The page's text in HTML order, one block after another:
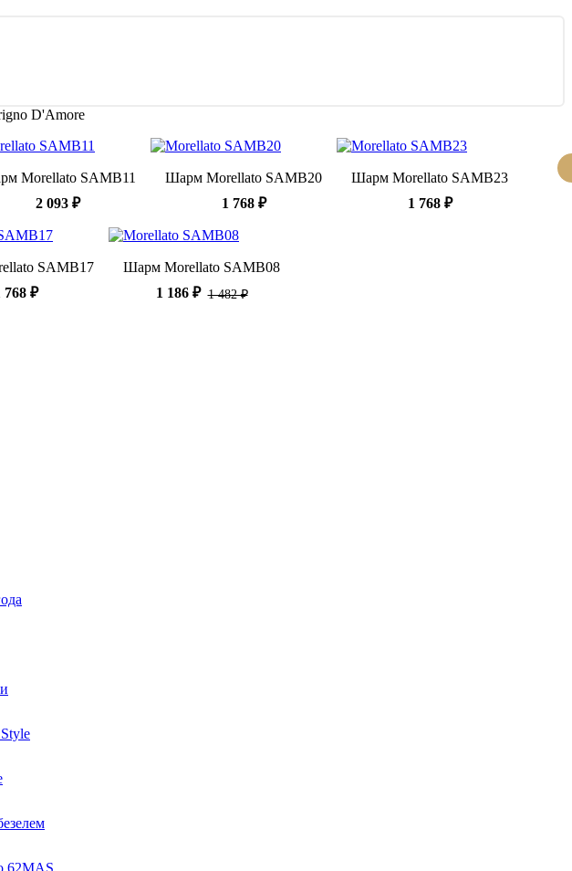
D'Amore
Morellato SAMB11
2 093 ₽
Шарм Morellato SAMB20
1 768 ₽
Шарм Morellato SAMB23
1 768 ₽
SAMB17
768 ₽
Шарм Morellato SAMB08
1 186 ₽ 1 482 ₽